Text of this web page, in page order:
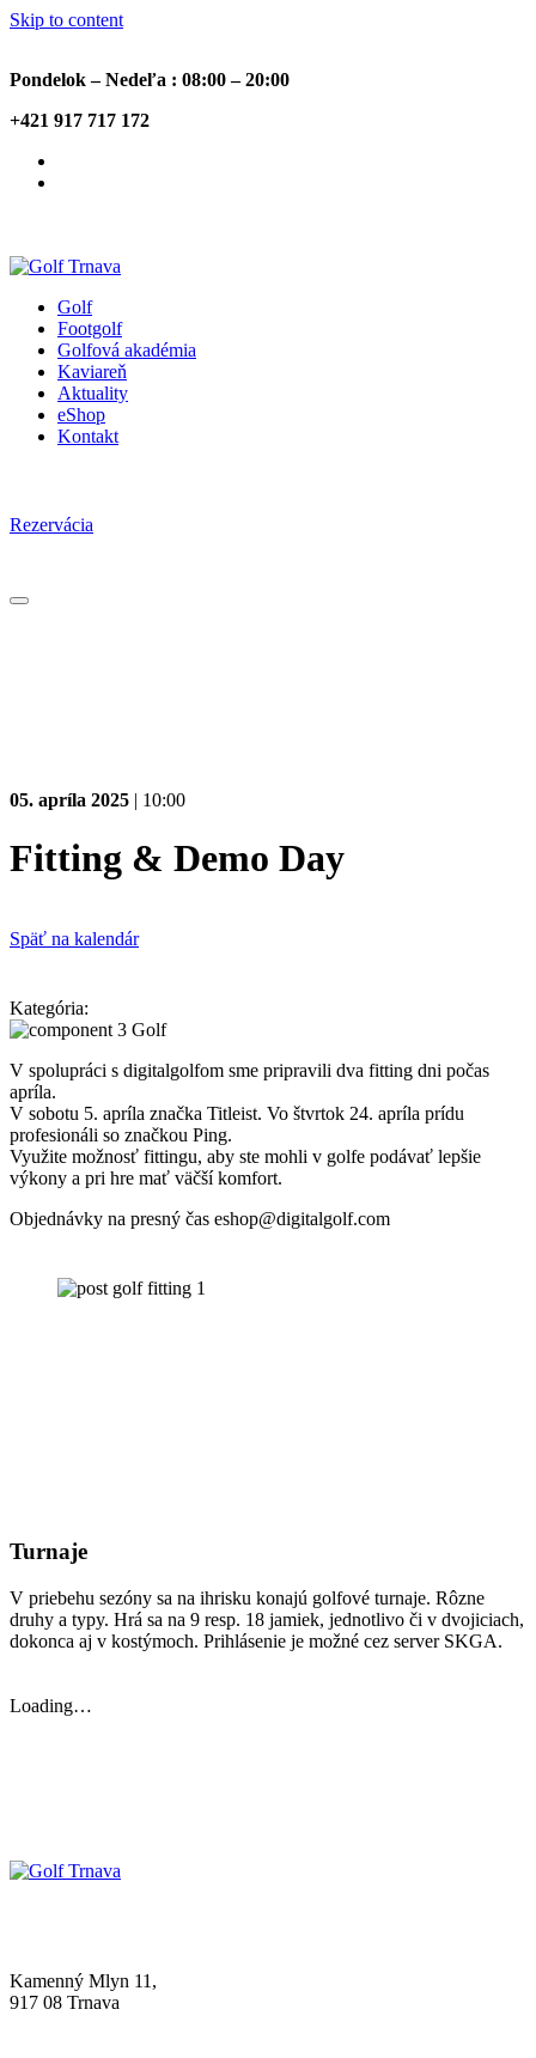
Skip to content
Pondelok – Nedeľa : 08:00 – 20:00
+421 917 717 172
Golf
Footgolf
Golfová akadémia
Kaviareň
Aktuality
eShop
Kontakt
Rezervácia
05. apríla 2025 | 10:00
Fitting & Demo Day
Späť na kalendár
Kategória:
Golf
V spolupráci s digitalgolfom sme pripravili dva fitting dni počas
apríla.
V sobotu 5. apríla značka Titleist. Vo štvrtok 24. apríla prídu
profesionáli so značkou Ping.
Využite možnosť fittingu, aby ste mohli v golfe podávať lepšie
výkony a pri hre mať väčší komfort.
Objednávky na presný čas eshop@digitalgolf.com
Turnaje
V priebehu sezóny sa na ihrisku konajú golfové turnaje. Rôzne
druhy a typy. Hrá sa na 9 resp. 18 jamiek, jednotlivo či v dvojiciach,
dokonca aj v kostýmoch. Prihlásenie je možné cez server SKGA.
Loading…
Kamenný Mlyn 11,
917 08 Trnava